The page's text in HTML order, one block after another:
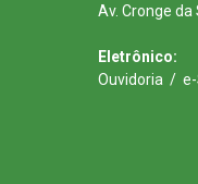
Av. Cronge da
Eletrônico:
Ouvidoria /